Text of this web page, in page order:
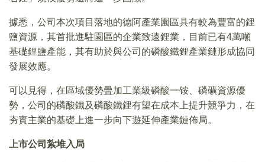
據悉，公司本次項目落地的德阿產業園區具有較為豐富的鋰
鹽資源，其首批進駐園區的企業致遠鋰業，目前已有4萬噸
基礎鋰鹽產能，其有助於與公司的磷酸鐵鋰產業鏈形成協同
發展效應。
可以見得，在區域優勢疊加工業級磷酸一铵、磷礦資源優
勢，公司的磷酸鐵及磷酸鐵鋰有望在成本上提升競爭力，在
夯實主業的基礎上進一步向下遊延伸產業鏈佈局。
上市公司紮堆入局